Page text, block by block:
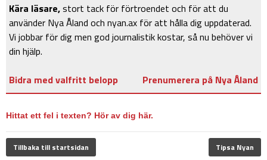
Kära läsare,stort tack för förtroendet och för att du
använder Nya Åland och nyan.ax för att hålla dig uppdaterad.
Vi jobbar för dig men god journalistik kostar, så nu behöver vi
din hjälp.
Bidra med valfritt belopp
Prenumerera på Nya Åland
Hittat ett fel i texten? Hör av dig här.
Tillbaka till startsidan Tipsa Nyan